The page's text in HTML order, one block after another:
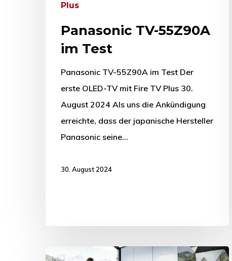
Plus
Panasonic TV-55Z90A
im Test
Panasonic TV-55Z90A im Test Der
erste OLED-TV mit Fire TV Plus 30.
August 2024 Als uns die Ankündigung
erreichte, dass der japanische Hersteller
Panasonic seine…
30. August 2024